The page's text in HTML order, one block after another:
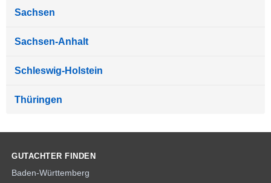
Sachsen
Sachsen-Anhalt
Schleswig-Holstein
Thüringen
GUTACHTER FINDEN
Baden-Württemberg